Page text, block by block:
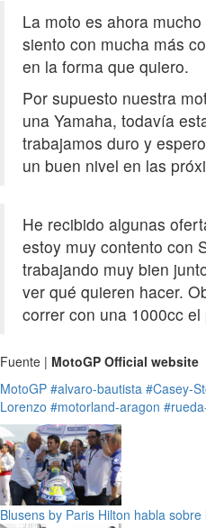
La moto es ahora
siento con mucha más
en la forma que quiero.
Por supuesto nuestra
una Yamaha, todavía
trabajamos duro y
un buen nivel en las
He recibido algunas
estoy muy contento con
trabajando muy bien
ver qué quieren hacer.
correr con una 1000cc
Fuente | MotoGP Official website
MotoGP #alvaro-bautista #Casey-
Lorenzo #motorland-aragon
Blusens by Paris Hilton habla